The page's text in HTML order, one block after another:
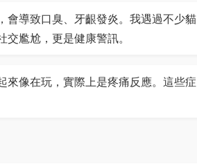
會導致口臭、牙齦發炎。我遇過不少貓
尷尬，更是健康警訊。
來像在玩，實際上是疼痛反應。這些症